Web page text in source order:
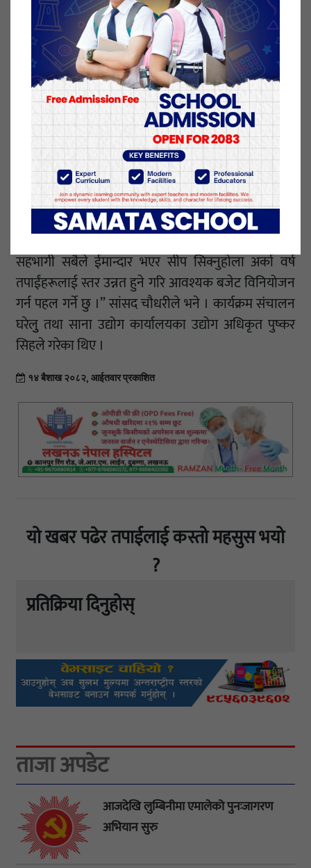
याे प्रारम्भिक तालिम हाे” याे तालिम प्रश्चात फेरि स्तर उन्नति
तर्फ समेत आवश्यक बजेटकाे व्यवस्थापन गर्ने लुम्बिनी प्रदेश
सांसद दुर्गा चाैधरीले बताए ।
हाम्रो काम कानून निर्माण गर्ने हाे।”तर जनताका माग लुम्बिनी
प्रदेश सरकारसँग पुर्‍याउने काम गरेका हाैँ। “यहाँ तालिममा
सहभागी सबैले ईमान्दार भएर सीप सिक्नुहाेला अर्का वर्ष
तपाईंहरूलाई स्तर उन्नत हुने गरि आवश्यक बजेट विनियोजन
गर्न पहल गर्ने छु ।” सांसद चाैधरीले भने । कार्यक्रम संचालन
घरेलुु तथा साना उद्योग कार्यालयका उद्योग अधिकृत पुष्कर
सिहले गरेका थिए ।
१४ बैशाख २०८२, आईतवार प्रकाशित
यो खबर पढेर तपाईलाई कस्तो महसुस भयो
?
प्रतिक्रिया दिनुहोस्
ताजा अपडेट
आजदेखि लुम्बिनीमा एमालेको पुनःजागरण
अभियान सुरु